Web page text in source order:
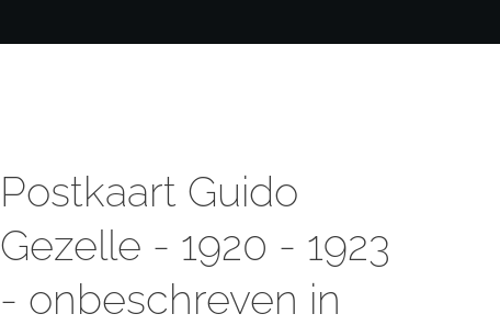
Postkaart Guido
Gezelle - 1920 - 1923
- onbeschreven in